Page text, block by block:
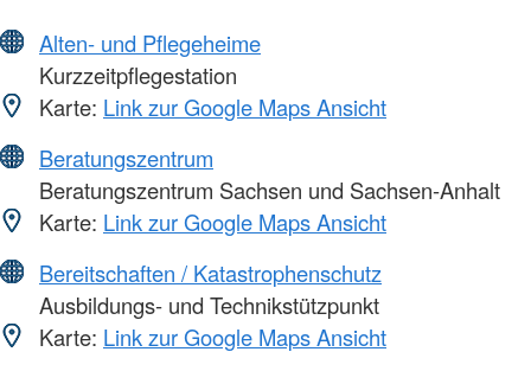
Alten- und Pflegeheime
Kurzzeitpflegestation
Karte: Link zur Google Maps Ansicht
Beratungszentrum
Beratungszentrum Sachsen und Sachsen-Anhalt
Karte: Link zur Google Maps Ansicht
Bereitschaften / Katastrophenschutz
Ausbildungs- und Technikstützpunkt
Karte: Link zur Google Maps Ansicht